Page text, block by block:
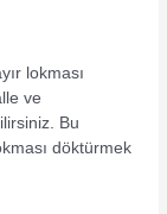
lokması
ve
Bu
döktürmek